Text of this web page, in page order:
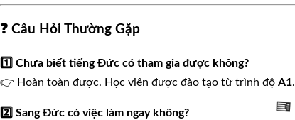
❓ Câu Hỏi Thường Gặp
1️⃣ Chưa biết tiếng Đức có tham gia được không?
👉 Hoàn toàn được. Học viên được đào tạo từ trình độ A1.
2️⃣ Sang Đức có việc làm ngay không?